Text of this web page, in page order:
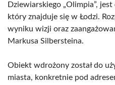
Dziewiarskiego „Olimpia”,
który znajduje się w Łodzi.
wyniku wizji oraz
Markusa Silbersteina.
Obiekt wdrożony został do
miasta, konkretnie pod